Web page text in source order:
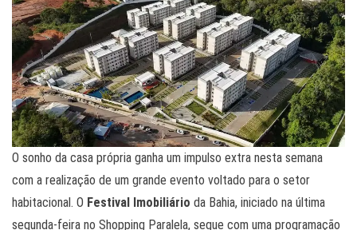
O sonho da casa própria ganha um impulso extra nesta semana
com a realização de um grande evento voltado para o setor
habitacional. O Festival Imobiliário da Bahia, iniciado na última
segunda-feira no Shopping Paralela, segue com uma programação